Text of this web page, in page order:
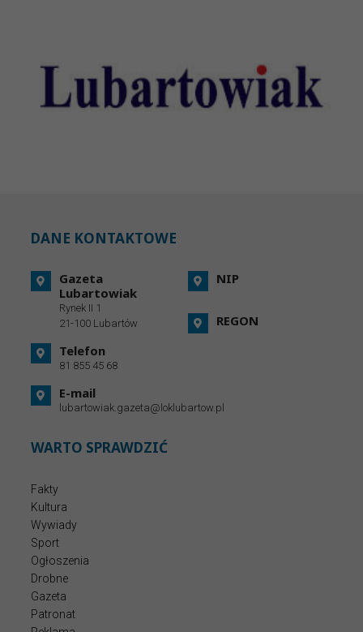
DANE KONTAKTOWE
Gazeta
Lubartowiak
Rynek II 1
21-100 Lubartów
Telefon
81 855 45 68
E-mail
lubartowiak.gazeta@loklubartow.pl
NIP
REGON
WARTO SPRAWDZIĆ
Fakty
Kultura
Wywiady
Sport
Ogłoszenia
Drobne
Gazeta
Patronat